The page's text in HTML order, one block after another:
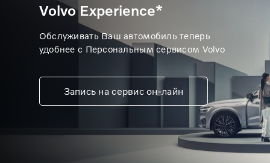
Volvo Experience*
Обслуживать Ваш автомобиль теперь
удобнее с Персональным сервисом Volvo
Запись на сервис он-лайн